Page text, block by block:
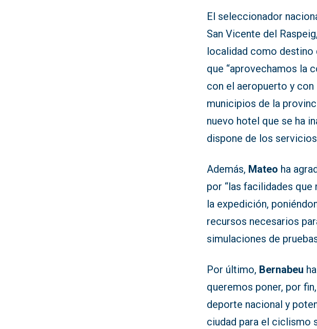
El seleccionador
San Vicente del
localidad como destino
que “aprovechamos la
con el aeropuerto y
municipios de la
nuevo hotel que se ha
dispone de los
Además, Mateo ha
por “las facilidades que
la expedición,
recursos necesarios
simulaciones de
Por último, Bernabeu
queremos poner, por
deporte nacional y
ciudad para el ciclismo